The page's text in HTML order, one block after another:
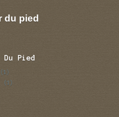
du pied
Du Pied
(1)
(1)